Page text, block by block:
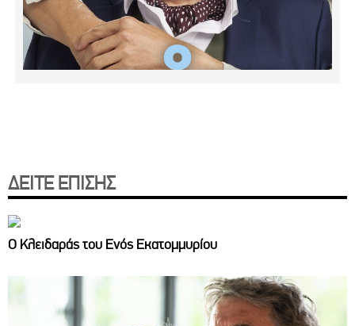
ΔΕΙΤΕ ΕΠΙΣΗΣ
Ο Κλειδαράς του Ενός Εκατομμυρίου